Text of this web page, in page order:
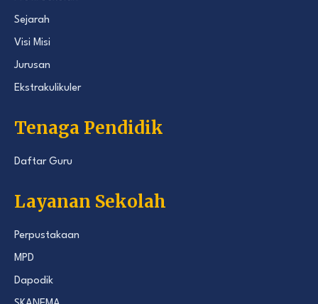
Sejarah
Visi Misi
Jurusan
Ekstrakulikuler
Tenaga Pendidik
Daftar Guru
Layanan Sekolah
Perpustakaan
MPD
Dapodik